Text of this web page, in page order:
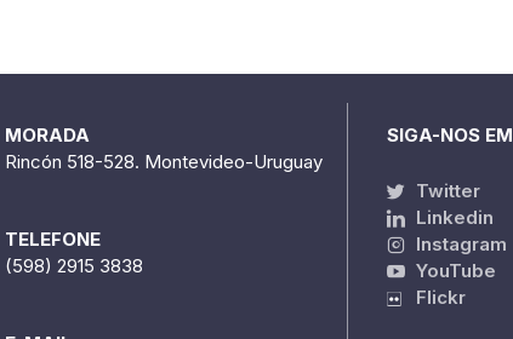
MORADA
Rincón 518-528. Montevideo-Uruguay
TELEFONE
(598) 2915 3838
SIGA-NOS EM
Twitter
Linkedin
Instagram
YouTube
Flickr